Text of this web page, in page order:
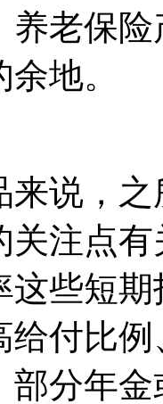
养老保
地。
说，之
关注点
这些短
给付比
部分年